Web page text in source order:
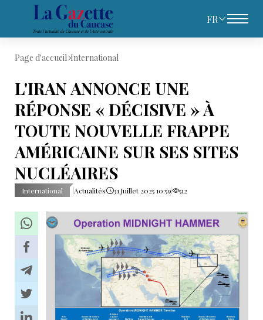
FR
Page d'accueil International
L'IRAN ANNONCE UNE
RÉPONSE « DÉCISIVE » À
TOUTE NOUVELLE FRAPPE
AMÉRICAINE SUR SES SITES
NUCLÉAIRES
International Actualités 31 Juillet 2025 10:59 512